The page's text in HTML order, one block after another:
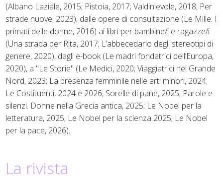
(Albano Laziale, 2015; Pistoia, 2017; Valdinievole, 2018; Per
strade nuove, 2023), dalle opere di consultazione (Le Mille. I
primati delle donne, 2016) ai libri per bambine/i e ragazze/i
(Una strada per Rita, 2017; L’abbecedario degli stereotipi di
genere, 2020), dagli e-book (Le madri fondatrici dell’Europa,
2020), a "Le Storie" (Le Medici, 2020; Viaggiatrici nel Grande
Nord, 2023; La presenza femminile nelle arti minori, 2024;
Le Costituenti, 2024 e 2026; Sorelle di pane, 2025; Parole e
silenzi. Donne nella Grecia antica, 2025; Le Nobel per la
letteratura, 2025; Le Nobel per la scienza 2025; Le Nobel
per la pace, 2026).
La rivista